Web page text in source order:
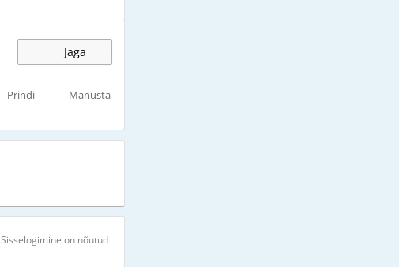
Jaga
Prindi Manusta
Sisselogimine on nõutud